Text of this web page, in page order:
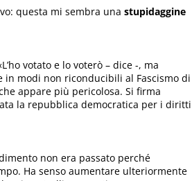
questa mi sembra una stupidaggine
votato e lo voterò – dice -, ma
in modi non riconducibili al Fascismo di
appare più pericolosa. Si firma
la repubblica democratica per i diritti
non era passato perché
Ha senso aumentare ulteriormente